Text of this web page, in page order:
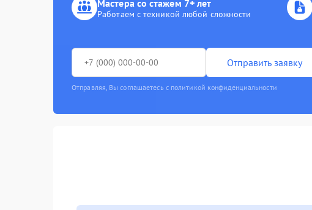
Мастера со стажем 7+ лет
Работаем с техникой любой сложности
Отправить заявку
Отправляя, Вы соглашаетесь с политикой конфиденциальности